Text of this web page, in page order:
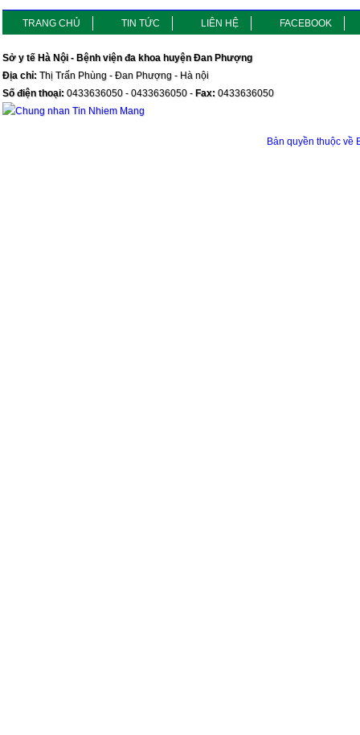
TRANG CHỦ TIN TỨC LIÊN HỆ FACEBOOK
Sở y tế Hà Nội - Bệnh viện đa khoa huyện Đan Phượng
Địa chỉ: Thị Trấn Phùng - Đan Phượng - Hà nội
Số điện thoại: 0433636050 - 0433636050 - Fax: 0433636050
Bản quyền thuộc về